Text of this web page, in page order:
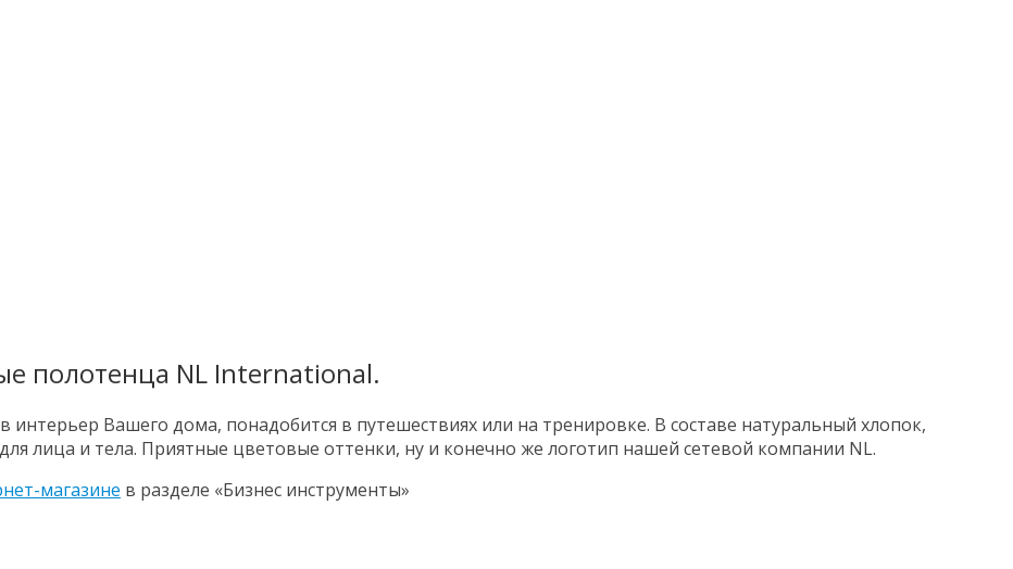
полотенца NL International.
Вашего дома, понадобится в путешествиях или на тренировке. В составе натуральный хлопок,
лица и тела. Приятные цветовые оттенки, ну и конечно же логотип нашей сетевой компании NL.
магазине в разделе «Бизнес инструменты»